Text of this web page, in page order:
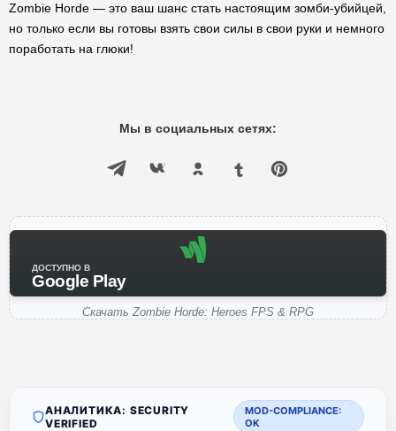
Zombie Horde — это ваш шанс стать настоящим зомби-убийцей,
но только если вы готовы взять свои силы в свои руки и немного
поработать на глюки!
Мы в социальных сетях:
ДОСТУПНО В
Google Play
Скачать Zombie Horde: Heroes FPS & RPG
АНАЛИТИКА: SECURITY
VERIFIED
MOD-COMPLIANCE:
OK